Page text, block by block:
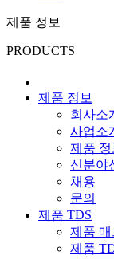
제품 정보
PRODUCTS
제품 정보
회사소
사업소
제품 정
신분야
채용
문의
제품 TDS
제품
제품